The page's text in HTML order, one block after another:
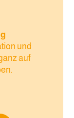
und
auf